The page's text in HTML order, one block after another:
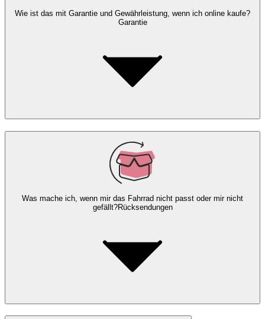
Wie ist das mit Garantie und Gewährleistung, wenn ich online kaufe?
Garantie
Was mache ich, wenn mir das Fahrrad nicht passt oder mir nicht
gefällt?Rücksendungen